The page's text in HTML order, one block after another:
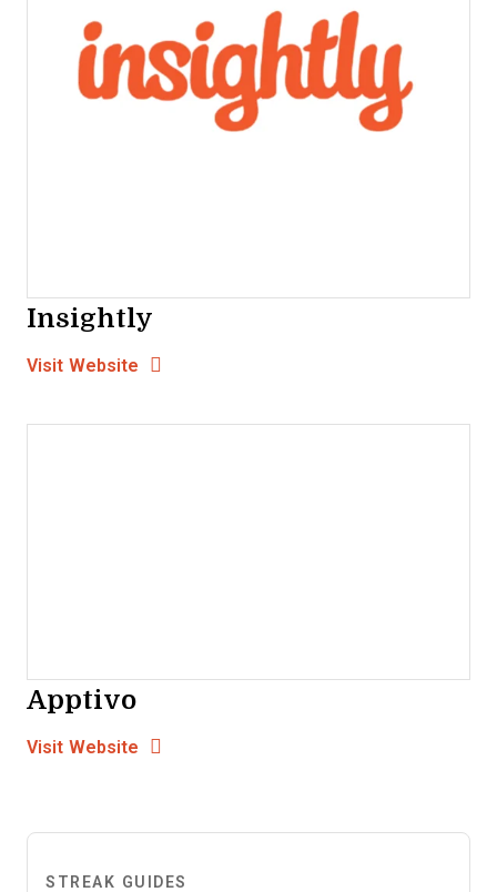
Insightly
Visit Website Opens New Window
Apptivo
Visit Website Opens New Window
STREAK GUIDES